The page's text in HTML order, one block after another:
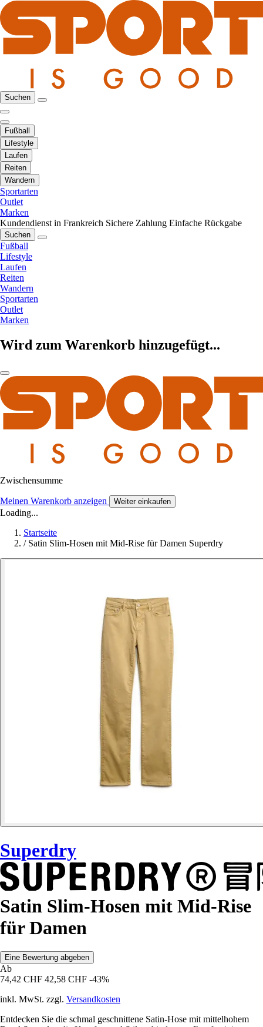
Suchen
Fußball
Lifestyle
Laufen
Reiten
Wandern
Sportarten
Outlet
Marken
Kundendienst in Frankreich Sichere Zahlung Einfache Rückgabe
Suchen
Fußball
Lifestyle
Laufen
Reiten
Wandern
Sportarten
Outlet
Marken
Wird zum Warenkorb hinzugefügt...
Zwischensumme
Meinen Warenkorb anzeigen Weiter einkaufen
Loading...
Startseite
/ Satin Slim-Hosen mit Mid-Rise für Damen Superdry
Superdry
Satin Slim-Hosen mit Mid-Rise
für Damen
Eine Bewertung abgeben
Ab
74,42 CHF 42,58 CHF -43%
inkl. MwSt. zzgl. Versandkosten
Entdecken Sie die schmal geschnittene Satin-Hose mit mittelhohem